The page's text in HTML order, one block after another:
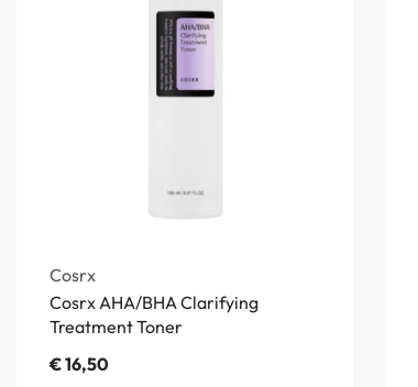
Cosrx
Cosrx AHA/BHA Clarifying
Treatment Toner
€16,50